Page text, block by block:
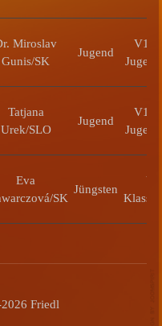
Miroslav
Gunis/SK
Jugend
V1
Tatjana
Urek/SLO
Jugend
V1
Eva
SK
Jüngsten
Friedl